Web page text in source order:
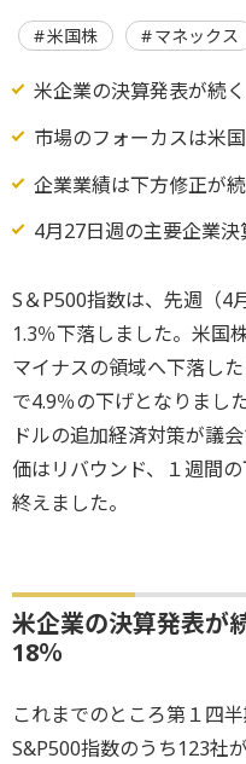
米国株 マネックス
米企業の決算発表が続
市場のフォーカスは米
企業業績は下方修正が
4月27日週の主要企業決
S＆P500指数は、先週（4
1.3％下落しました。米国
マイナスの領域へ下落し
で4.9％の下げとなりまし
ドルの追加経済対策が議
価はリバウンド、１週間
終えました。
米企業の決算発表が
18％
これまでのところ第１四
S&P500指数のうち123社